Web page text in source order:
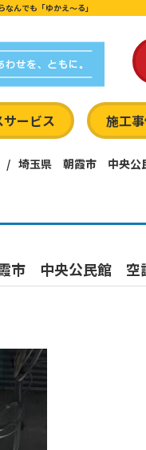
んでも「ゆかえ〜る」
ービス 施工
埼玉県 朝霞市 中央公
市 中央公民館 空